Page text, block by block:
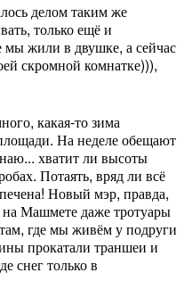
делом таким же
только ещё и
мы жили в двушке, а сейчас
скромной комнатке))),
какая-то зима
На неделе обещают
хватит ли высоты
Потаять, вряд ли всё
Новый мэр, правда,
на Машмете даже тротуары
где мы живём у подруги
прокатали траншеи и
снег только в